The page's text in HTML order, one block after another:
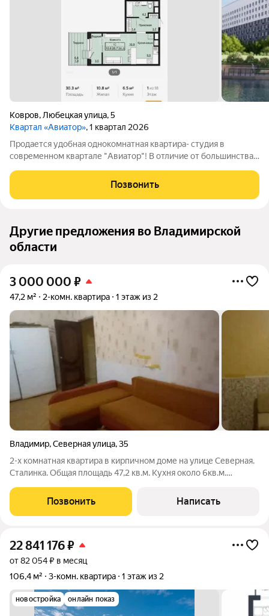
Ковров, Любецкая улица,5
Квартал «Авиатор», 1 квартал 2026
Продается удобная однокомнатная квартира- студия в
современном квартале "Авиатор"! В отличие от большинства
сразу попадаешь в комнату, наша квартира имеет отдельную
изолированную прихожую, где
Позвонить
Другие предложения во Владимирской
области
3 000 000 ₽
47,2 м² 2-комн. квартира 1 этаж из 2
Владимир,Северная улица,35
2-х комнатная квартира в кирпичном доме на улице Северная.
Сталинка. Общая площадь 47,2 кв.м. Кухня около 6кв.м.
Большие изолированные комнаты 15,7 и 14,3 кв.м.. Один
взрослый собственник. Чистая
Позвонить Написать
22 841 176₽
от 82 054 ₽ в месяц
106,4 м²
3-комн. квартира 1 этаж из 2
новостройка онлайн показ